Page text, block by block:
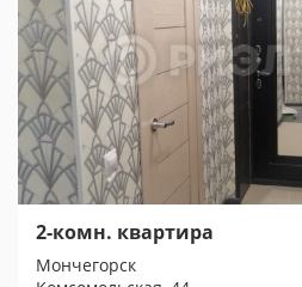
2-комн. квартира
Мончегорск